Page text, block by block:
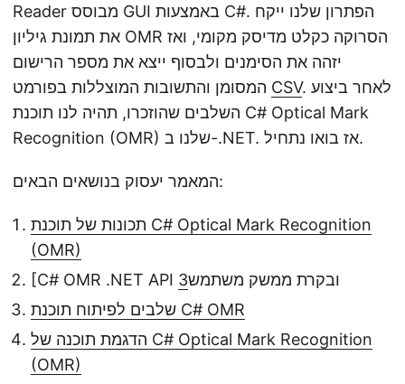
Reader מבוסס GUI באמצעות C#. הפתרון שלנו ייקח
את תמונת גיליון OMR הסרוקה כקלט מדיסק מקומי, ואז
יזהה את הסימנים ולבסוף ייצא את מספר הרישום
CSV. לאחר ביצוע
השלבים שהוזכרו, תהיה לנו תוכנת C# Optical Mark
Recognition (OMR) שלנו ב-.NET. אז בואו נתחיל.
המאמר יעסוק בנושאים הבאים:
תכונות של תוכנת C# Optical Mark Recognition
(OMR)
[C# OMR .NET API ובקרת ממשק משתמש3
שלבים לפיתוח תוכנת C# OMR
הדגמת תוכנה של C# Optical Mark Recognition
(OMR)